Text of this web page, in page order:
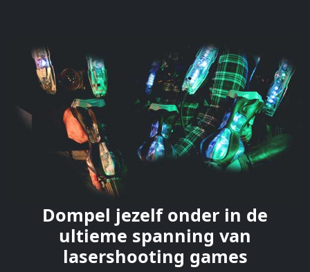
Dompel jezelf onder in de
ultieme spanning van
lasershooting games